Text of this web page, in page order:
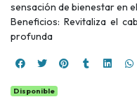
sensación de bienestar en
Beneficios: Revitaliza el
profunda
Disponible